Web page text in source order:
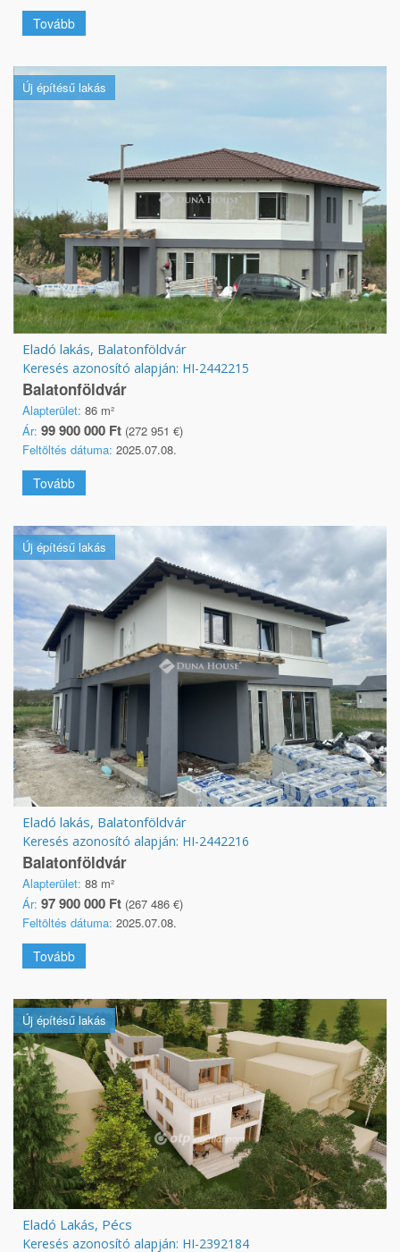
Tovább
Új építésű lakás
Eladó lakás, Balatonföldvár
Keresés azonosító alapján: HI-2442215
Balatonföldvár
Alapterület: 86 m²
Ár: 99 900 000 Ft (272 951 €)
Feltöltés dátuma: 2025.07.08.
Tovább
Új építésű lakás
Eladó lakás, Balatonföldvár
Keresés azonosító alapján: HI-2442216
Balatonföldvár
Alapterület: 88 m²
Ár: 97 900 000 Ft (267 486 €)
Feltöltés dátuma: 2025.07.08.
Tovább
Új építésű lakás
Eladó Lakás, Pécs
Keresés azonosító alapján: HI-2392184